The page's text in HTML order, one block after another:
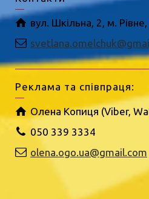
вул. Шкільна, 2, м.
Реклама та співпраця:
Олена Копиця (Viber,
050 339 3334
olena.ogo.ua@gmail.com